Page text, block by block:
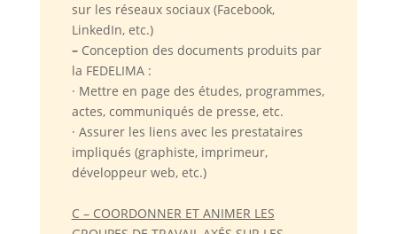
sur les réseaux sociaux (Facebook,
LinkedIn, etc.)
–Conception des documents produits par
la FEDELIMA :
· Mettre en page des études, programmes,
actes, communiqués de presse, etc.
· Assurer les liens avec les prestataires
impliqués (graphiste, imprimeur,
développeur web, etc.)
C – COORDONNER ET ANIMER LES